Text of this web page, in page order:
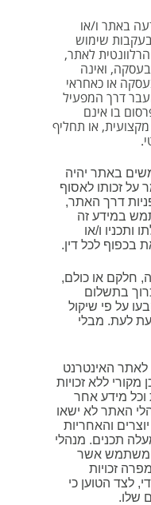
באתר ו/או
שימוש
לאתר,
בעסקה, ואינה
או כאחראי
דרך המפעיל
בו אינם
או תחליף
באתר יהיה
על זכותו לאסוף
דרך האתר,
במידע זה
ותכניו ו/או
בכפוף לכל דין.
חלקם או כולם,
בתשלום
על פי שיקול
לעת. מבלי
האינטרנט
מקורי ללא זכויות
וכל מידע אחר
האתר לא ישאו
והאחריות
תכנים. מנהלי
המשתמש אשר
זכויות
לצד הטוען כי
שלו.